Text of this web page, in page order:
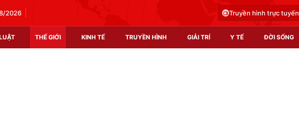
2026 Truyền hình trực tuyến
THẾ GIỚI KINH TẾ TRUYỀN HÌNH GIẢI TRÍ Y TẾ ĐỜI SỐNG